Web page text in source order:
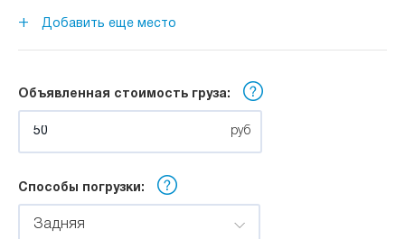
Длина:
Ширина:
+ Добавить еще место
Объявленная стоимость груза:
руб
Способы погрузки:
Задняя